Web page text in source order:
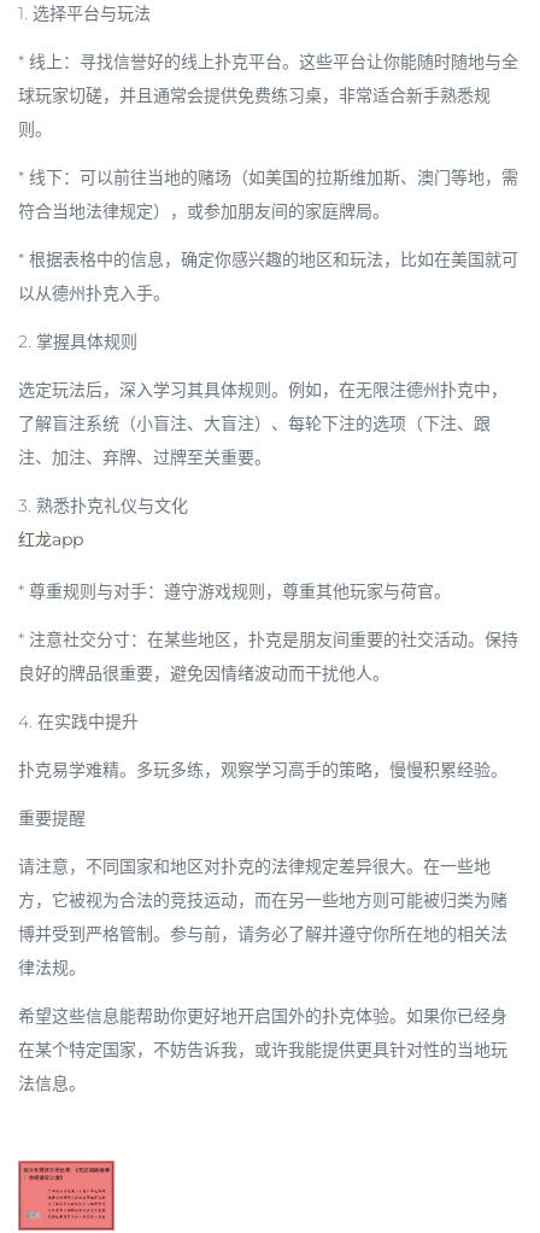
1. 选择平台与玩法
* 线上：寻找信誉好的线上扑克平台。这些平台让你能随时随地与全
球玩家切磋，并且通常会提供免费练习桌，非常适合新手熟悉规
则。
* 线下：可以前往当地的赌场 （如美国的拉斯维加斯、澳门等地，需
符合当地法律规定），或参加朋友间的家庭牌局。
* 根据表格中的信息，确定你感兴趣的地区和玩法，比如在美国就可
以从德州扑克入手。
2. 掌握具体规则
选定玩法后，深入学习其具体规则。例如，在无限注德州扑克中，
了解盲注系统 （小盲注、大盲注）、每轮下注的选项（下注、跟
注、加注、弃牌、过牌至关重要。
3. 熟悉扑克礼仪与文化
红龙app
* 尊重规则与对手：遵守游戏规则，尊重其他玩家与荷官。
* 注意社交分寸：在某些地区，扑克是朋友间重要的社交活动。保持
良好的牌品很重要，避免因情绪波动而干扰他人。
4. 在实践中提升
扑克易学难精。多玩多练，观察学习高手的策略，慢慢积累经验。
重要提醒
请注意， 不同国家和地区对扑克的法律规定差异很大。在一些地
方，它被视为合法的竞技运动，而在另一些地方则可能被归类为赌
博并受到严格管制。参与前，请务必了解并遵守你所在地的相关法
律法规。
希望这些信息能帮助你更好地开启国外的扑克体验。如果你已经身
在某个特定国家，不妨告诉我，或许我能提供更具针对性的当地玩
法信息。